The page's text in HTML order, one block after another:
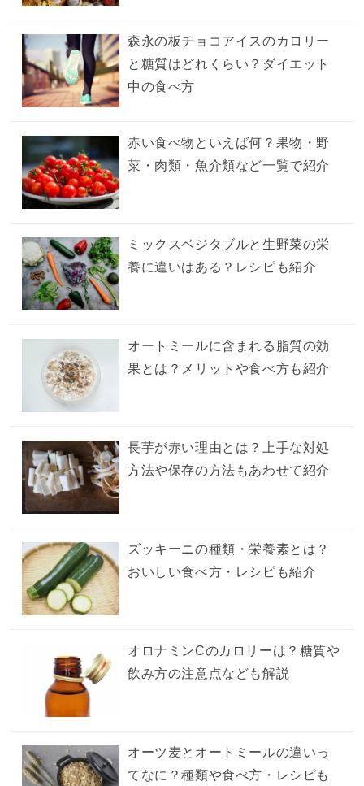
森永の板チョコアイスのカロリー
と糖質はどれくらい？ダイエット
中の食べ方
赤い食べ物といえば何？果物・野
菜・肉類・魚介類など一覧で紹介
ミックスベジタブルと生野菜の栄
養に違いはある？レシピも紹介
オートミールに含まれる脂質の効
果とは？メリットや食べ方も紹介
長芋が赤い理由とは？上手な対処
方法や保存の方法もあわせて紹介
ズッキーニの種類・栄養素とは？
おいしい食べ方・レシピも紹介
オロナミンCのカロリーは？糖質や
飲み方の注意点なども解説
オーツ麦とオートミールの違いっ
てなに？種類や食べ方・レシピも